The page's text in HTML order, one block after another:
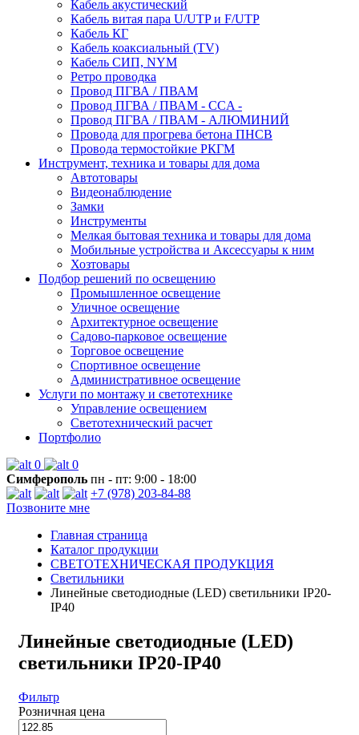
Кабель акустический
Кабель витая пара U/UTP и F/UTP
Кабель КГ
Кабель коаксиальный (TV)
Кабель СИП, NYM
Ретро проводка
Провод ПГВА / ПВАМ
Провод ПГВА / ПВАМ - CCA -
Провод ПГВА / ПВАМ - АЛЮМИНИЙ
Провода для прогрева бетона ПНСВ
Провода термостойкие РКГМ
Инструмент, техника и товары для дома
Автотовары
Видеонаблюдение
Замки
Инструменты
Мелкая бытовая техника и товары для дома
Мобильные устройства и Аксессуары к ним
Хозтовары
Подбор решений по освещению
Промышленное освещение
Уличное освещение
Архитектурное освещение
Садово-парковое освещение
Торговое освещение
Спортивное освещение
Административное освещение
Услуги по монтажу и светотехнике
Управление освещением
Светотехнический расчет
Портфолио
0
0
Симферополь пн - пт: 9:00 - 18:00
+7 (978) 203-84-88
Позвоните мне
Главная страница
Каталог продукции
СВЕТОТЕХНИЧЕСКАЯ ПРОДУКЦИЯ
Светильники
Линейные светодиодные (LED) светильники IP20-
IP40
Линейные светодиодные (LED)
светильники IP20-IP40
Фильтр
Розничная цена